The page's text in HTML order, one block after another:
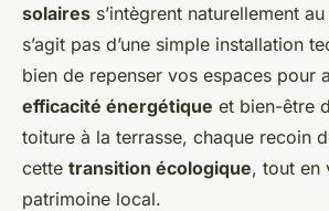
solaires s’intègrent naturellement
s’agit pas d’une simple installation
bien de repenser vos espaces pour
efficacité énergétique et bien-être
toiture à la terrasse, chaque recoin
cette transition écologique, tout en
patrimoine local.